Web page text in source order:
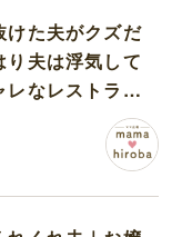
けた夫がクズだ
り夫は浮気して
レなレストラン